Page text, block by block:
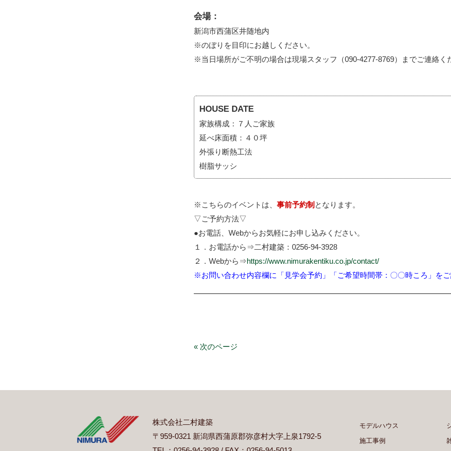
会場：
新潟市西蒲区井随地内
※のぼりを目印にお越しください。
※当日場所がご不明の場合は現場スタッフ（090-4277-8769）までご連絡く
HOUSE DATE
家族構成：７人ご家族
延べ床面積：４０坪
外張り断熱工法
樹脂サッシ
※こちらのイベントは、 事前予約制 となります。
▽ご予約方法▽
●お電話、Webからお気軽にお申し込みください。
１．お電話から⇒二村建築：0256-94-3928
２．Webから⇒https://www.nimurakentiku.co.jp/contact/
※お問い合わせ内容欄に「見学会予約」「ご希望時間帯：〇〇時ころ」をご
« 次のページ
株式会社二村建築
〒959-0321 新潟県西蒲原郡弥彦村大字上泉1792-5
モデルハウス
施工事例